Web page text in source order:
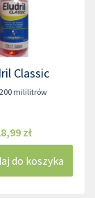
Classic
200 mililitrów
zł
do koszyka